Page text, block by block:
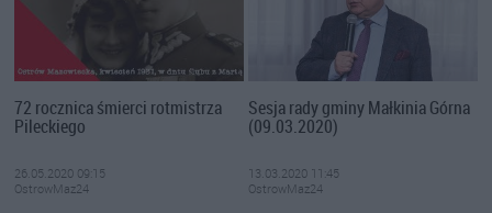
72 rocznica śmierci rotmistrza
Pileckiego
26.05.2020 09:15
OstrowMaz24
Sesja rady gminy Małkinia Górna
(09.03.2020)
13.03.2020 11:45
OstrowMaz24